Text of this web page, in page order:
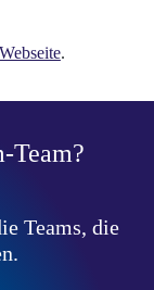
Webseite.
Team?
Teams, die